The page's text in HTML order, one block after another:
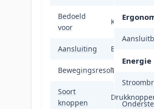
Bedoeld
voor
Kantoor
Aansluiting Bluetooth
Bewegingsresolutie1200 DPI
Soort
knoppen
Energie